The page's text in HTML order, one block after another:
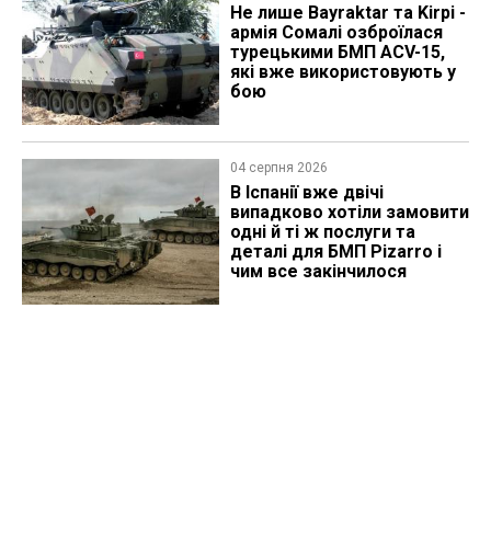
Не лише Bayraktar та Kirpi -
армія Сомалі озброїлася
турецькими БМП ACV-15,
які вже використовують у
бою
04 серпня 2026
В Іспанії вже двічі
випадково хотіли замовити
одні й ті ж послуги та
деталі для БМП Pizarro і
чим все закінчилося